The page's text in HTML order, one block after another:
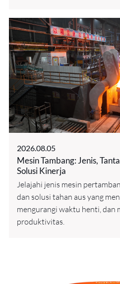
2026.08.05
Mesin Tambang: Jenis,
Solusi Kinerja
Jelajahi jenis mesin
dan solusi tahan aus yang
mengurangi waktu henti, dan
produktivitas.